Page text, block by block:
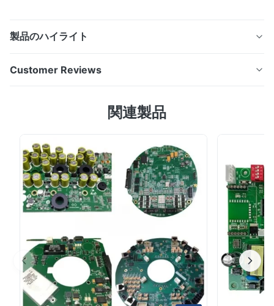
製品のハイライト
回路製造専門家 17年の卓越した業績 独占工場 端末端末の
技術• 高密度スタックアップ: ブラインド/埋葬バイア
5G,産業制御,医療機器,自動車電子機器に最適• スマート製
造:自社所有の施設で,LDIレーザー曝光,真空ラミネーショ
ン,飛行探査機を搭載し,IPC-6012クラス3規格に準拠して
います. 2つ目のメリット: 統合PCBAサービス ターンキー
ソリューション ✓完全な組み立てサポート:PCB製造+コ
Customer Reviews
Based on 50 reviews recently
0
0
0
Jan 12.2026
Ring PCB impressed us with fast prototyping and precise SMT
assembly. Packaging and logistics were very professional.”
関連製品